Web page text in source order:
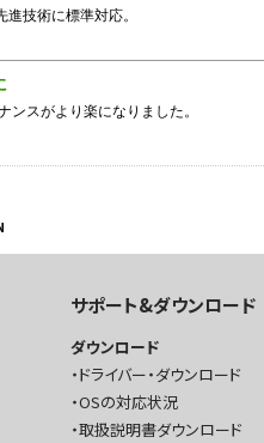
技術に標準対応。
スがより楽になりました。
サポート&ダウンロード
ダウンロード
ドライバー・ダウンロード
OSの対応状況
取扱説明書ダウンロード